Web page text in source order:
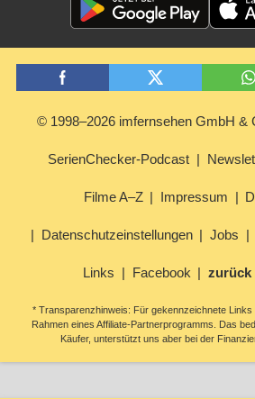
© 1998–2026 imfernsehen GmbH &
SerienChecker-Podcast
Filme A–Z Impressum
Datenschutzeinstellungen Jobs
Links Facebook zurück
* Transparenzhinweis: Für gekennzeichnete Links
Rahmen eines Affiliate-Partnerprogramms. Das
Käufer, unterstützt uns aber bei der